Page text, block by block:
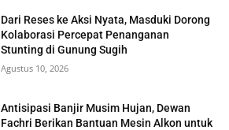
Dari Reses ke Aksi Nyata, Masduki Dorong
Kolaborasi Percepat Penanganan
Stunting di Gunung Sugih
Agustus 10, 2026
Antisipasi Banjir Musim Hujan, Dewan
Fachri Berikan Bantuan Mesin Alkon untuk